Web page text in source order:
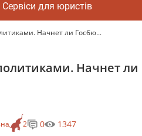
Сервіси для юристів
Начнет ли Госбю...
Начнет ли
2 0 1347